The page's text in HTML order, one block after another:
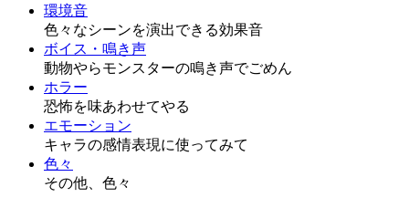
環境音
色々なシーンを演出できる効果音
ボイス・鳴き声
動物やらモンスターの鳴き声でごめん
ホラー
恐怖を味あわせてやる
エモーション
キャラの感情表現に使ってみて
色々
その他、色々